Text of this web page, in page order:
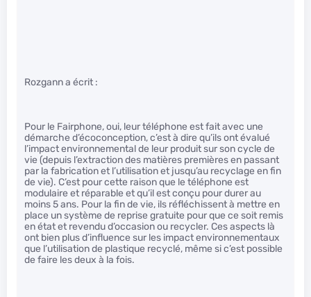
Rozgann a écrit :
Pour le Fairphone, oui, leur téléphone est fait avec une
démarche d’écoconception, c’est à dire qu’ils ont évalué
l’impact environnemental de leur produit sur son cycle de
vie (depuis l’extraction des matières premières en passant
par la fabrication et l’utilisation et jusqu’au recyclage en fin
de vie). C’est pour cette raison que le téléphone est
modulaire et réparable et qu’il est conçu pour durer au
moins 5 ans. Pour la fin de vie, ils réfléchissent à mettre en
place un système de reprise gratuite pour que ce soit remis
en état et revendu d’occasion ou recycler. Ces aspects là
ont bien plus d’influence sur les impact environnementaux
que l’utilisation de plastique recyclé, même si c’est possible
de faire les deux à la fois.